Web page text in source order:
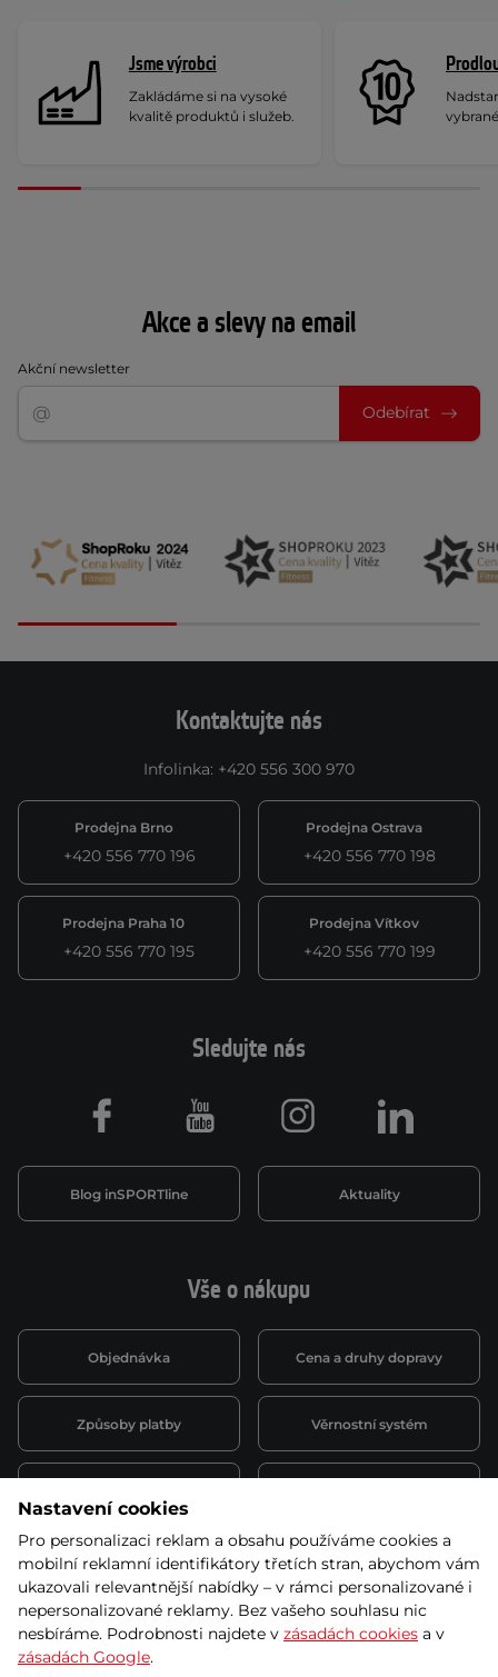
Jsme výrobci
Zakládáme si na vysoké
kvalitě produktů i služeb.
Akce a slevy na email
Akční newsletter
Odebírat
Kontaktujte nás
Infolinka: +420 556 300 970
Prodejna Brno
+420 556 770 196
Prodejna Ostrava
+420 556 770 198
Prodejna Praha 10
+420 556 770 195
Prodejna Vítkov
+420 556 770 199
Vše o nákupu
Objednávka Cena a druhy dopravy
Způsoby platby Věrnostní systém
Půjčovna
obchodní podmínky
Kariéra
Sledujte nás
Blog inSPORTline Aktuality
Facebook Youtube Instagram LinkedIn
Nastavení cookies
Pro personalizaci reklam a obsahu používáme cookies a
mobilní reklamní identifikátory třetích stran, abychom vám
ukazovali relevantnější nabídky – v rámci personalizované i
nepersonalizované reklamy. Bez vašeho souhlasu nic
nesbíráme. Podrobnosti najdete v zásadách cookies a v
zásadách Google.